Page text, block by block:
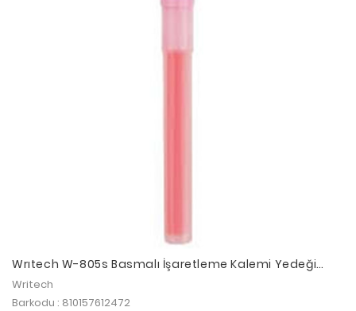
Wrıtech W-805s Basmalı İşaretleme Kalemi Yedeği
Pastel Pink
Writech
Barkodu : 810157612472